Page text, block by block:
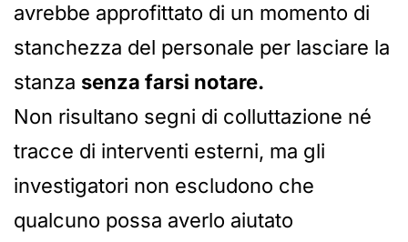
avrebbe approfittato di un momento di
stanchezza del personale per lasciare la
stanza senza farsi notare.
Non risultano segni di colluttazione né
tracce di interventi esterni, ma gli
investigatori non escludono che
qualcuno possa averlo aiutato